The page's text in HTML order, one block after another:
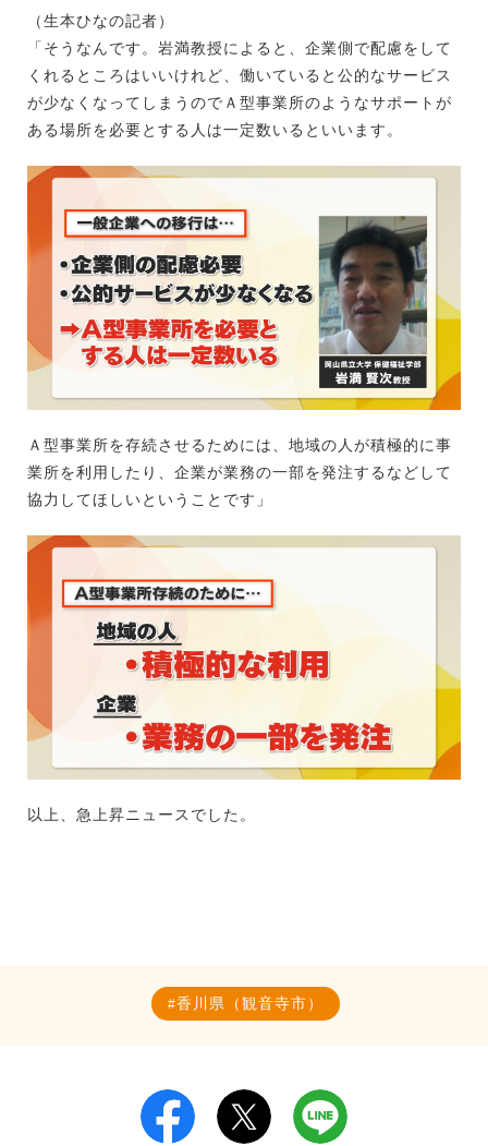
（生本ひなの記者）
「そうなんです。岩満教授によると、企業側で配慮をして
くれるところはいいけれど、働いていると公的なサービス
が少なくなってしまうのでＡ型事業所のようなサポートが
ある場所を必要とする人は一定数いるといいます。
Ａ型事業所を存続させるためには、地域の人が積極的に事
業所を利用したり、企業が業務の一部を発注するなどして
協力してほしいということです」
以上、急上昇ニュースでした。
香川県（観音寺市）